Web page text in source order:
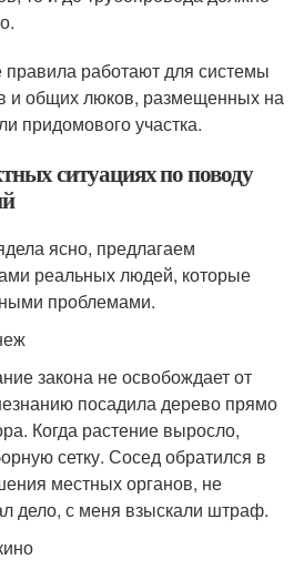
работают для системы
и общих люков, размещенных на
придомового участка.
ситуациях по поводу
ясно, предлагаем
реальных людей, которые
проблемами.
закона не освобождает от
посадила дерево прямо
Когда растение выросло,
сетку. Сосед обратился в
местных органов, не
дело, с меня взыскали штраф.